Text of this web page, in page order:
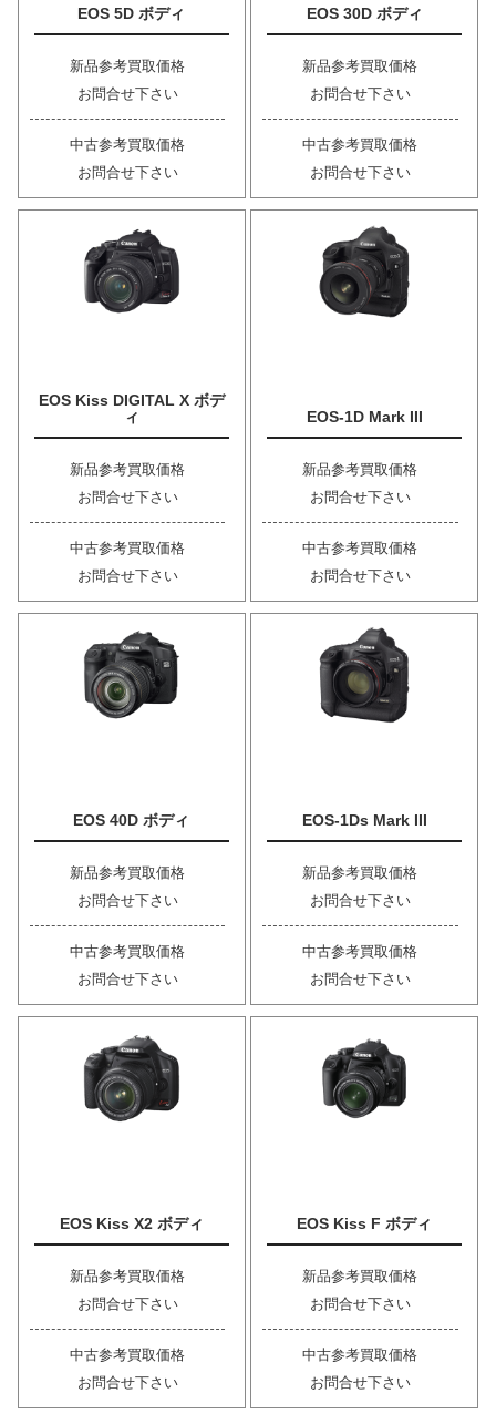
EOS 5D ボディ
新品参考買取価格
お問合せ下さい
中古参考買取価格
お問合せ下さい
EOS 30D ボディ
新品参考買取価格
お問合せ下さい
中古参考買取価格
お問合せ下さい
EOS Kiss DIGITAL X ボデ
ィ
新品参考買取価格
お問合せ下さい
中古参考買取価格
お問合せ下さい
EOS-1D Mark III
新品参考買取価格
お問合せ下さい
中古参考買取価格
お問合せ下さい
EOS 40D ボディ
新品参考買取価格
お問合せ下さい
中古参考買取価格
お問合せ下さい
EOS-1Ds Mark III
新品参考買取価格
お問合せ下さい
中古参考買取価格
お問合せ下さい
EOS Kiss X2 ボディ
新品参考買取価格
お問合せ下さい
中古参考買取価格
お問合せ下さい
EOS Kiss F ボディ
新品参考買取価格
お問合せ下さい
中古参考買取価格
お問合せ下さい